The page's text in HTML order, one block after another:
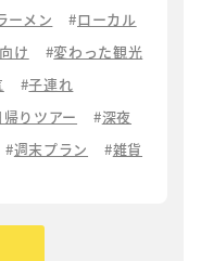
ーメン
ローカル
け
変わった観光
子連れ
帰りツアー
深夜
週末プラン
雑貨